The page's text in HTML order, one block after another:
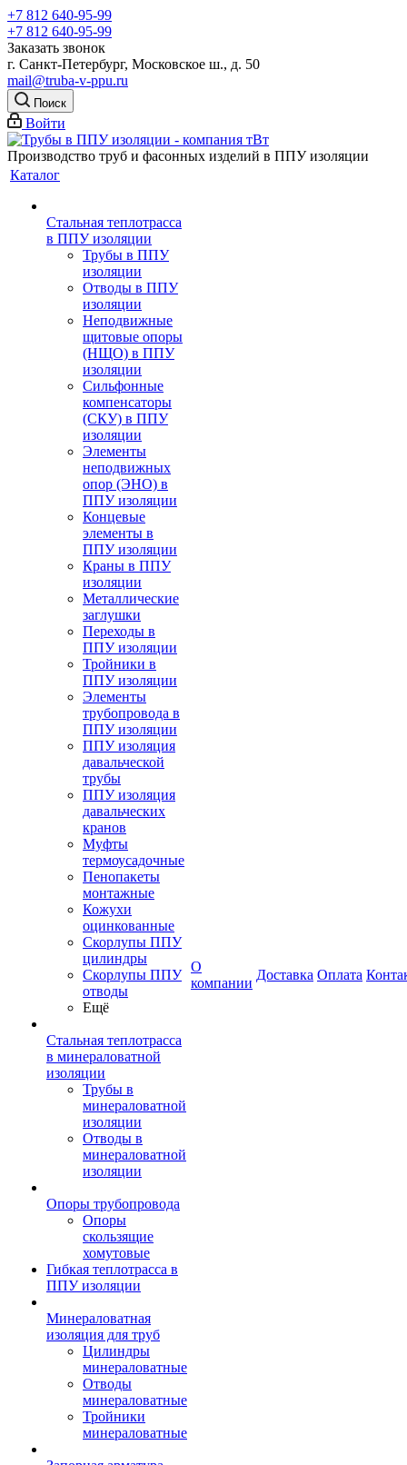
+7 812 640-95-99
+7 812 640-95-99
Заказать звонок
г. Санкт-Петербург, Московское ш., д. 50
mail@truba-v-ppu.ru
Поиск
Войти
Производство труб и фасонных изделий в ППУ изоляции
Каталог
Стальная теплотрасса
в ППУ изоляции
Трубы в ППУ
изоляции
Отводы в ППУ
изоляции
Неподвижные
щитовые опоры
(НЩО) в ППУ
изоляции
Cильфонные
компенсаторы
(СКУ) в ППУ
изоляции
Элементы
неподвижных
опор (ЭНО) в
ППУ изоляции
Концевые
элементы в
ППУ изоляции
Краны в ППУ
изоляции
Металлические
заглушки
Переходы в
ППУ изоляции
Тройники в
ППУ изоляции
Элементы
трубопровода в
ППУ изоляции
ППУ изоляция
давальческой
трубы
ППУ изоляция
давальческих
кранов
Муфты
термоусадочные
Пенопакеты
монтажные
Кожухи
оцинкованные
Скорлупы ППУ
цилиндры
Скорлупы ППУ
отводы
Ещё
Стальная теплотрасса
в минераловатной
изоляции
Трубы в
минераловатной
изоляции
Отводы в
минераловатной
изоляции
Опоры трубопровода
Опоры
скользящие
хомутовые
Гибкая теплотрасса в
ППУ изоляции
Минераловатная
изоляция для труб
Цилиндры
минераловатные
Отводы
минераловатные
Тройники
минераловатные
О
компании
Доставка Оплата